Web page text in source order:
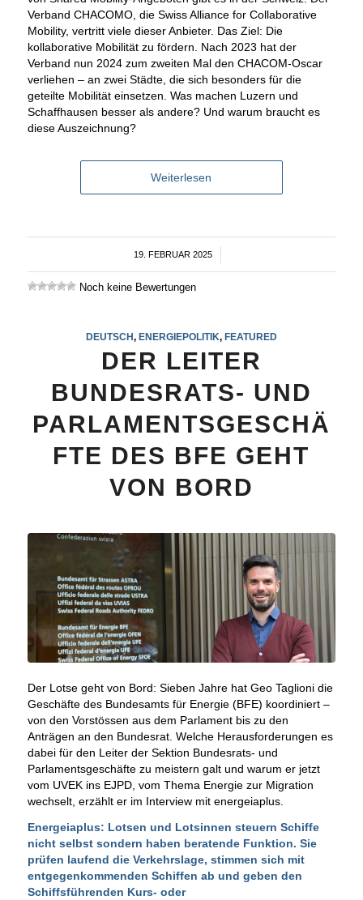
Verband CHACOMO, die Swiss Alliance for Collaborative
Mobility, vertritt viele dieser Anbieter. Das Ziel: Die
kollaborative Mobilität zu fördern. Nach 2023 hat der
Verband nun 2024 zum zweiten Mal den CHACOM-Oscar
verliehen – an zwei Städte, die sich besonders für die
geteilte Mobilität einsetzen. Was machen Luzern und
Schaffhausen besser als andere? Und warum braucht es
diese Auszeichnung?
Weiterlesen
19. FEBRUAR 2025
/
Noch keine Bewertungen
DEUTSCH, ENERGIEPOLITIK, FEATURED
DER LEITER
BUNDESRATS- UND
PARLAMENTSGESCHÄ
FTE DES BFE GEHT
VON BORD
Der Lotse geht von Bord: Sieben Jahre hat Geo Taglioni die
Geschäfte des Bundesamts für Energie (BFE) koordiniert –
von den Vorstössen aus dem Parlament bis zu den
Anträgen an den Bundesrat. Welche Herausforderungen es
dabei für den Leiter der Sektion Bundesrats- und
Parlamentsgeschäfte zu meistern galt und warum er jetzt
vom UVEK ins EJPD, vom Thema Energie zur Migration
wechselt, erzählt er im Interview mit energeiaplus.
Energeiaplus: Lotsen und Lotsinnen steuern Schiffe
nicht selbst sondern haben beratende Funktion. Sie
prüfen laufend die Verkehrslage, stimmen sich mit
entgegenkommenden Schiffen ab und geben den
Schiffsführenden Kurs- oder